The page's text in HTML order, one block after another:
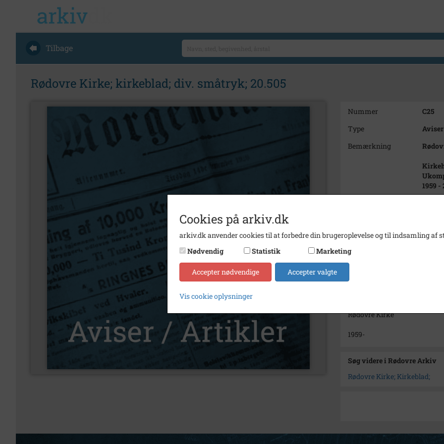
Tilbage
Rødovre Kirke; kirkeblad; div. småtryk; 20.505
Nummer
C25
Type
Bemærkning
1959 -
Arkiv
Rødovre Kirke
1959-
Søg videre i Rødovre Arkiv
Rødovre Kirke; Kirkeblad;
Cookies på arkiv.dk
arkiv.dk anvender cookies til at forbedre din brugeroplevelse og til indsamling af
Nødvendig
Statistik Marketing
Accepter nødvendige Accepter valgte
Vis cookie oplysninger